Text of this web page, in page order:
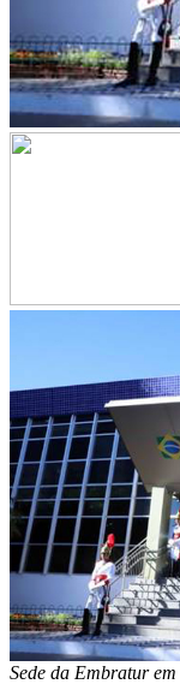
Sede da Embratur